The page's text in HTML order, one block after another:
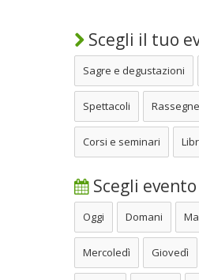
Scegli il tuo
Sagre e degustazioni
Spettacoli Rassegne
Corsi e seminari
Scegli
Oggi Domani
Mercoledì Giovedì